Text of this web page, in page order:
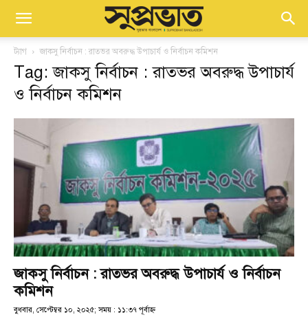
ট্যাগ জাকসু নির্বাচন : রাতভর অবরুদ্ধ উপাচার্য ও নির্বাচন কমিশন
Tag: জাকসু নির্বাচন : রাতভর অবরুদ্ধ উপাচার্য
ও নির্বাচন কমিশন
জাকসু নির্বাচন : রাতভর অবরুদ্ধ উপাচার্য ও নির্বাচন
কমিশন
বুধবার, সেপ্টেম্বর ১০, ২০২৫; সময় : ১১:৩৭ পূর্বাহ্ণ